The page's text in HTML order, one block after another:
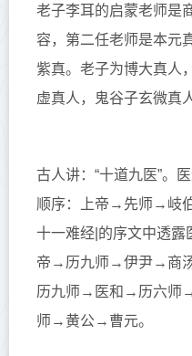
老子李耳的启蒙老师是
容，第二任老师是本元
紫真。老子为博大真人
虚真人，鬼谷子玄微真
古人讲：“十道九医”。
顺序：上帝→先师→岐
十一难经|的序文中透露
帝→历九师→伊尹→商
历九师→医和→历六
师→黄公→曹元。